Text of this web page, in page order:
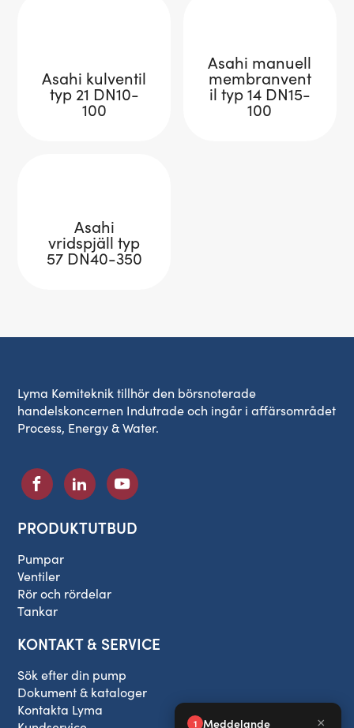
Asahi kulventil
typ 21 DN10-
100
Asahi manuell
membranvent
il typ 14 DN15-
100
Asahi
vridspjäll typ
57 DN40-350
Lyma Kemiteknik tillhör den börsnoterade
handelskoncernen Indutrade och ingår i affärsområdet
Process, Energy & Water.
PRODUKTUTBUD
Pumpar
Ventiler
Rör och rördelar
Tankar
KONTAKT & SERVICE
Sök efter din pump
Dokument & kataloger
Kontakta Lyma